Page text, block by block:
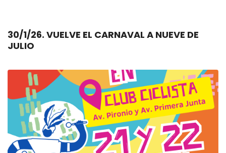
30/1/26. VUELVE EL CARNAVAL A NUEVE DE
JULIO